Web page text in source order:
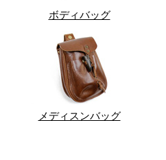
ボディバッグ
メディスンバッグ